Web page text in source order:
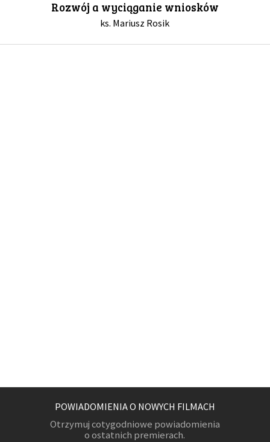
Rozwój a wyciąganie wniosków
ks. Mariusz Rosik
POWIADOMIENIA O NOWYCH FILMACH
Otrzymuj cotygodniowe powiadomienia
o ostatnich premierach.